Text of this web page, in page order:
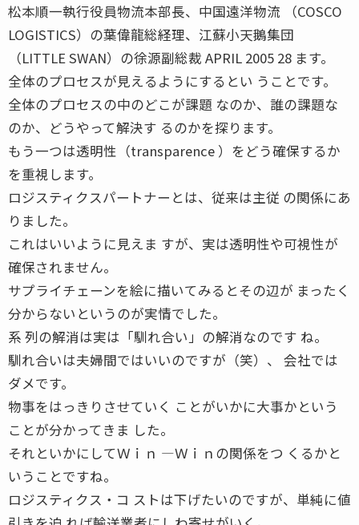
松本順一執行役員物流本部長、中国遠洋物流 （COSCO
LOGISTICS）の葉偉龍総経理、江蘇小天鵝集団
（LITTLE SWAN）の徐源副総裁 APRIL 2005 28 ます。
全体のプロセスが見えるようにするとい うことです。
全体のプロセスの中のどこが課題 なのか、誰の課題な
のか、どうやって解決す るのかを探ります。
もう一つは透明性（transparence ）をどう確保するか
を重視します。
ロジスティクスパートナーとは、従来は主従 の関係にあ
りました。
これはいいように見えま すが、実は透明性や可視性が
確保されません。
サプライチェーンを絵に描いてみるとその辺が まったく
分からないというのが実情でした。
系 列の解消は実は「馴れ合い」の解消なのです ね。
馴れ合いは夫婦間ではいいのですが（笑）、 会社では
ダメです。
物事をはっきりさせていく ことがいかに大事かという
ことが分かってきま した。
それといかにしてＷｉｎ ―Ｗｉｎの関係をつ くるかと
いうことですね。
ロジスティクス・コ ストは下げたいのですが、単純に値